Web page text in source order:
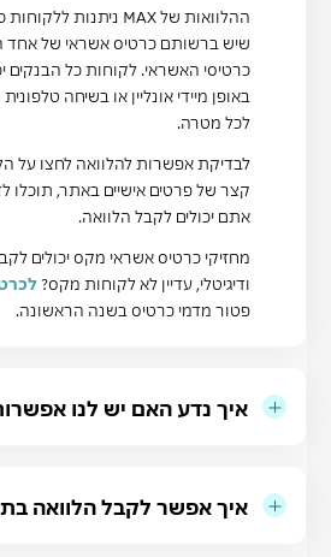
ההלוואות של
שיש ברשותם כרטיס אשראי של אחד
כרטיסי האשראי. לקוחות כל הבנקים
באופן מיידי אונליין או בשיחה
לכל מטרה.
לבדיקת אפשרות להלוואה לחצו על
קצר של פרטים אישיים באתר, תוכלו
אתם יכולים לקבל הלוואה.
מחזיקי כרטיס אשראי מקס יכולים
ודיגיטלי, עדיין לא לקוחות מקס?
פטור מדמי כרטיס בשנה הראשונה.
איך נדע האם יש לנו
איך אפשר לקבל הלוואה